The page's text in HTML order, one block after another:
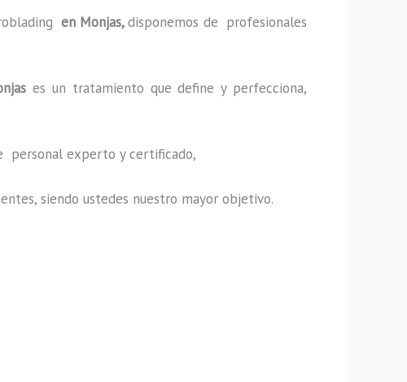
en Monjas,disponemos de profesionales
es un tratamiento que define y perfecciona,
personal experto y certificado,
siendo ustedes nuestro mayor objetivo.